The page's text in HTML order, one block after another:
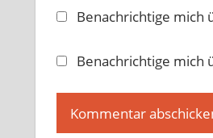
Benachrichtige mich
Benachrichtige mich